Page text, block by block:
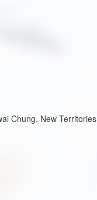
Chung, New Territories